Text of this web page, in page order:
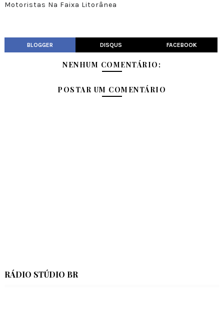
Motoristas Na Faixa Litorânea
BLOGGER DISQUS FACEBOOK
NENHUM COMENTÁRIO:
POSTAR UM COMENTÁRIO
RÁDIO STÚDIO BR